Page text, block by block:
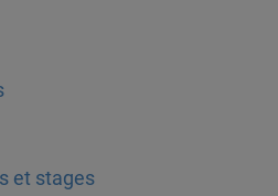
et stages